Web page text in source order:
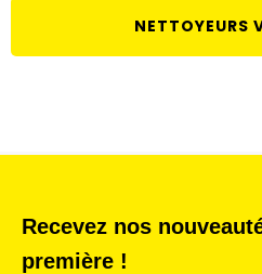
NETTOYEURS
Recevez nos
première !